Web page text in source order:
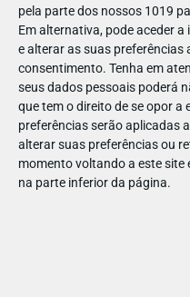
pela parte dos nossos 1019
Em alternativa, pode aceder
e alterar as suas preferências
consentimento. Tenha em
seus dados pessoais poderá
que tem o direito de se opor a
preferências serão aplicadas
alterar suas preferências ou
momento voltando a este site
na parte inferior da página.